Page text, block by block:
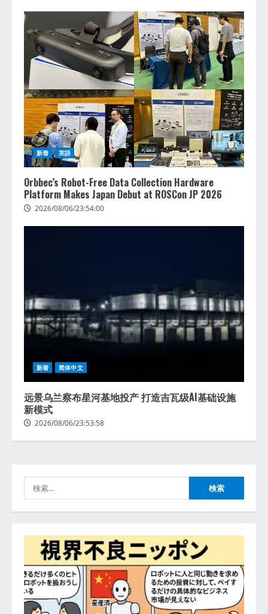
新着 英語
Orbbec’s Robot-Free Data Collection Hardware
Platform Makes Japan Debut at ROSCon JP 2026
2026/08/06/23:54:00
新着 简体中文
远景乌兰察布星河基地投产 打造吉瓦级AI基础设施
新模式
2026/08/06/23:53:58
索:
レビCM公開！ 新オプション！ AI
が組織の業務実態を分析し労務改
善を支援。 藤原竜也メイキング
動画公開 「もしAIが自分を分析し
ある」「昨年の夏はカブトムシを
アシストAIテラス、ガバナンス機
供開始
4
務系70事務所×5つのAIで実態調査
を実施
2026/08/06/11:53:44
ZETAアライアンス、AIとIoTの共